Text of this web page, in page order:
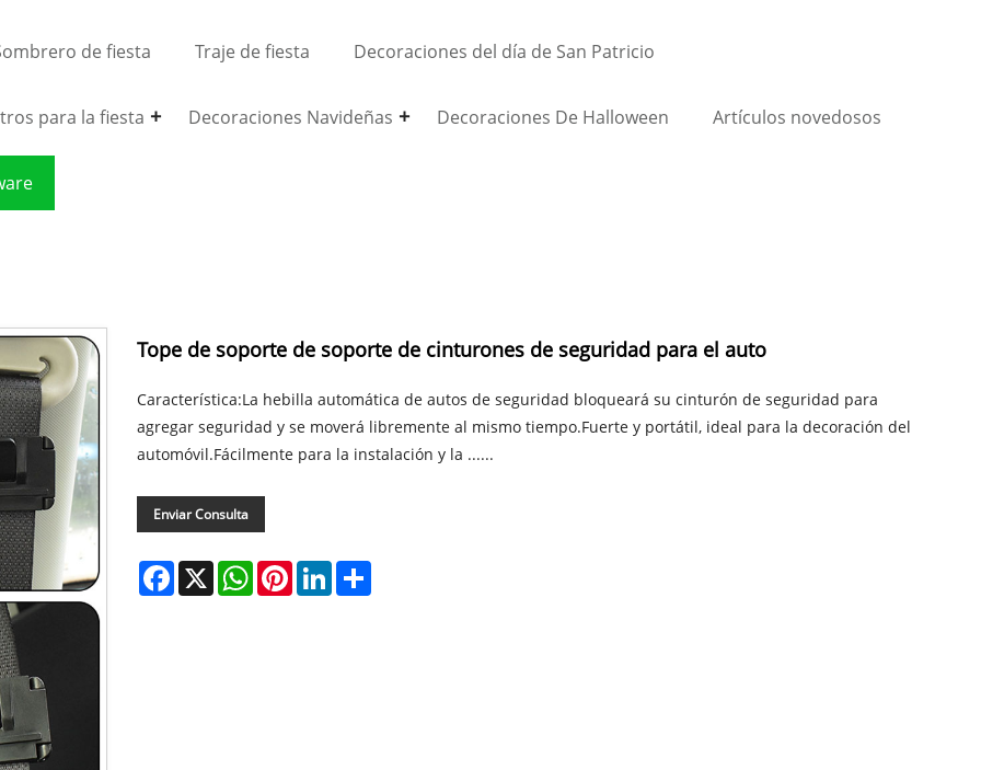
de fiesta Traje de fiesta Decoraciones del día de San Patricio
para la fiesta Decoraciones Navideñas Decoraciones De Halloween Artículos novedosos
Tope de soporte de soporte de cinturones de seguridad para el auto
Característica:La hebilla automática de autos de seguridad bloqueará su cinturón de seguridad para
agregar seguridad y se moverá libremente al mismo tiempo.Fuerte y portátil, ideal para la decoración del
automóvil.Fácilmente para la instalación y la ......
Enviar Consulta
Facebook
X WhatsApp
PinterestLinkedIn